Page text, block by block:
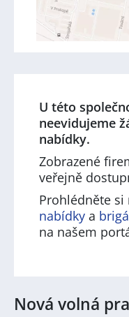
U této
neevidujeme
nabídky.
Zobrazené
veřejně
Prohlédněte
nabídky a
na našem
Nová volná